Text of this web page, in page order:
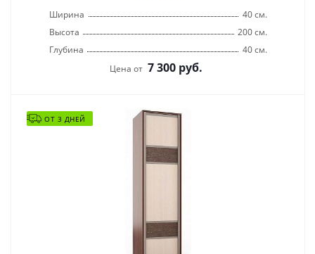
Ширина
40 см.
Высота
200 см.
Глубина
40 см.
Цена от 7 300руб.
ОТ 3 ДНЕЙ